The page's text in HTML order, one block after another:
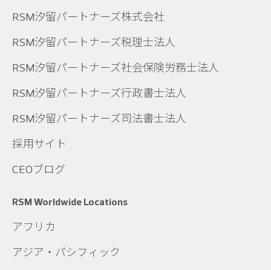
RSM汐留パートナーズ株式会社
RSM汐留パートナーズ税理士法人
RSM汐留パートナーズ社会保険労務士法人
RSM汐留パートナーズ行政書士法人
RSM汐留パートナーズ司法書士法人
採用サイト
CEOブログ
RSM Worldwide Locations
アフリカ
アジア・パシフィック